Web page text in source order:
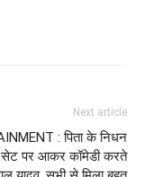
Next article
: पिता के निधन
सेट पर आकर कॉमेडी करते